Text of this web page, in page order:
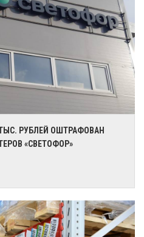
РУБЛЕЙ ОШТРАФОВАН
«СВЕТОФОР»